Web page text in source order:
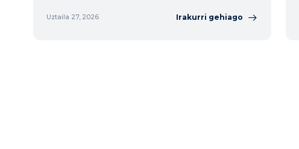
Uztaila 27, 2026 Irakurri gehiago